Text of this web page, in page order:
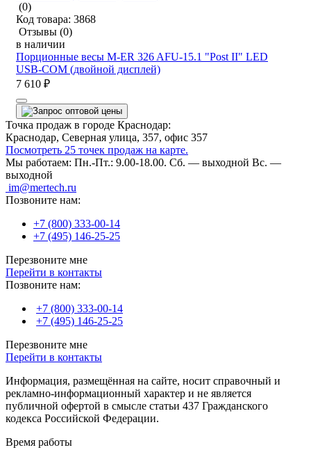
(0)
Код товара: 3868
Отзывы (0)
в наличии
Порционные весы M-ER 326 AFU-15.1 "Post II" LED
USB-COM (двойной дисплей)
7 610 ₽
Точка продаж в городе Краснодар:
Краснодар, Северная улица, 357, офис 357
Посмотреть 25 точек продаж на карте.
Мы работаем: Пн.-Пт.: 9.00-18.00. Сб. — выходной Вс. —
выходной
im@mertech.ru
Позвоните нам:
+7 (800) 333-00-14
+7 (495) 146-25-25
Перезвоните мне
Перейти в контакты
Позвоните нам:
+7 (800) 333-00-14
+7 (495) 146-25-25
Перезвоните мне
Перейти в контакты
Информация, размещённая на сайте, носит справочный и
рекламно-информационный характер и не является
публичной офертой в смысле статьи 437 Гражданского
кодекса Российской Федерации.
Время работы